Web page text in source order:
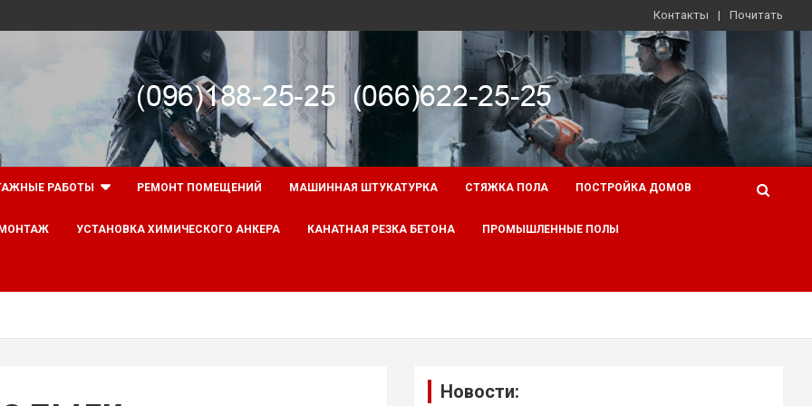
Контакты Почитать
РАБОТЫ РЕМОНТ ПОМЕЩЕНИЙ МАШИННАЯ ШТУКАТУРКА СТЯЖКА ПОЛА ПОСТРОЙКА ДОМОВ
УСТАНОВКА ХИМИЧЕСКОГО АНКЕРА КАНАТНАЯ РЕЗКА БЕТОНА ПРОМЫШЛЕННЫЕ ПОЛЫ
Новости: